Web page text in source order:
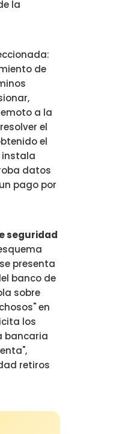
la
de
a la
el
el
instala
datos
pago por
seguridad
presenta
banco de
sobre
en
los
bancaria
retiros